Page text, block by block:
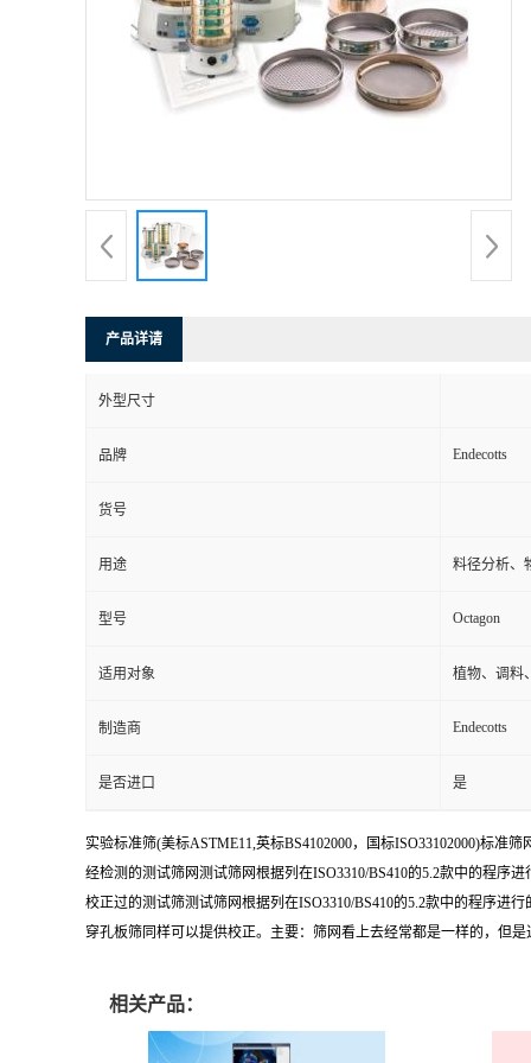
产品详请
外型尺寸
品牌 Endecotts
货号
用途 料径分析、
型号 Octagon
适用对象 植物、调料
制造商 Endecotts
是否进口 是
实验标准筛(美标ASTME11,英标BS4102000，国标ISO33102000)标准筛
经检测的测试筛网测试筛网根据列在ISO3310/BS410的5.2款中的程序
校正过的测试筛测试筛网根据列在ISO3310/BS410的5.2款中的程序进
穿孔板筛同样可以提供校正。主要：筛网看上去经常都是一样的，但
相关产品：